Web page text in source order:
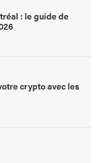
: le guide de
crypto avec les